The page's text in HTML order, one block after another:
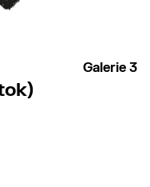
Galerie 3